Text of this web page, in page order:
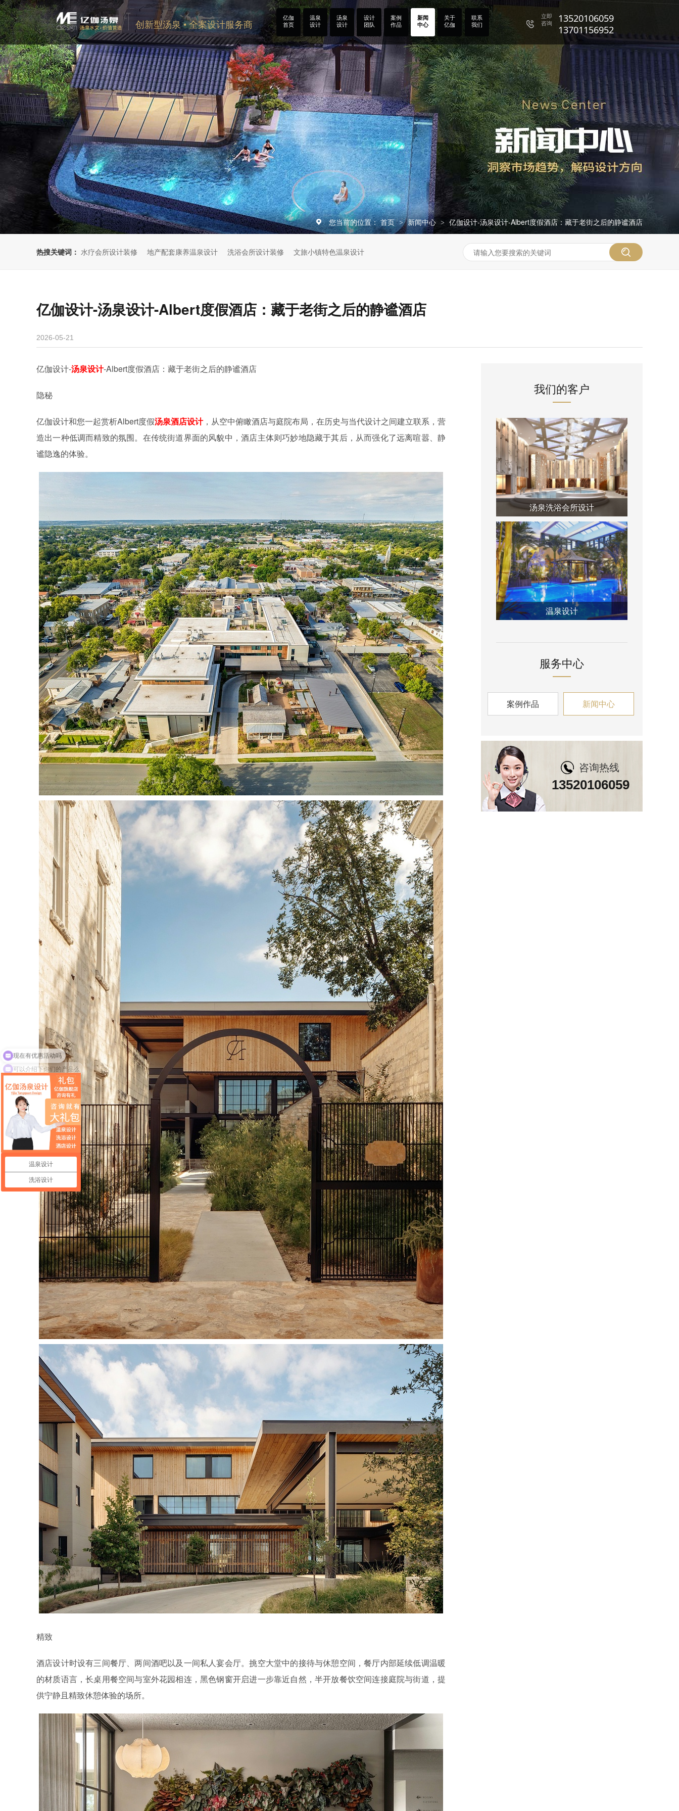
创新型汤泉 • 全案设计服务商
亿伽
首页
温泉
设计
汤泉
设计
设计
团队
案例
作品
新闻
中心
关于
亿伽
联系
我们
立即
咨询
13701156952
13520106059
13701156952
13520106059
13701156952
您当前的位置： 首页 > 新闻中心 > 亿伽设计-汤泉设计-Albert度假酒店：藏于老街之后的静谧酒店
热搜关键词： 水疗会所设计装修 地产配套康养温泉设计 洗浴会所设计装修 文旅小镇特色温泉设计
亿伽设计-汤泉设计-Albert度假酒店：藏于老街之后的静谧酒店
2026-05-21
亿伽设计-汤泉设计-Albert度假酒店：藏于老街之后的静谧酒店
隐秘
亿伽设计和您一起赏析Albert度假汤泉酒店设计，从空中俯瞰酒店与庭院布局，在历史与当代设计之间建立联系，营
造出一种低调而精致的氛围。在传统街道界面的风貌中，酒店主体则巧妙地隐藏于其后，从而强化了远离喧嚣、静
谧隐逸的体验。
精致
酒店设计时设有三间餐厅、两间酒吧以及一间私人宴会厅。挑空大堂中的接待与休憩空间，餐厅内部延续低调温暖
的材质语言，长桌用餐空间与室外花园相连，黑色钢窗开启进一步靠近自然，半开放餐饮空间连接庭院与街道，提
供宁静且精致休憩体验的场所。
我们的客户
汤泉洗浴会所设计
温泉设计
服务中心
案例作品 新闻中心
咨询热线
13520106059
温泉设计
洗浴设计
可以介绍下你们的产品么